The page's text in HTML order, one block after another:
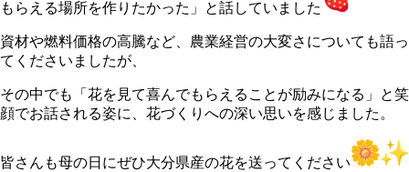
もらえる場所を作りたかった」と話していました
資材や燃料価格の高騰など、農業経営の大変さについても語っ
てくださいましたが、
その中でも「花を見て喜んでもらえることが励みになる」と笑
顔でお話される姿に、花づくりへの深い思いを感じました。
皆さんも母の日にぜひ大分県産の花を送ってください